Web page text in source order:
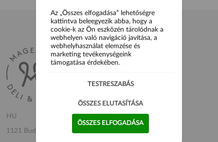
HU
1121 Budapest, Mártonhegyi út 23.
Az „Összes elfogadása” lehetőségre
kattintva beleegyezik abba, hogy a
cookie-k az Ön eszközén tárolódnak a
webhelyen való navigáció javítása, a
webhelyhasználat elemzése és
marketing tevékenységeink
támogatása érdekében.
TESTRESZABÁS
ÖSSZES ELUTASÍTÁSA
ÖSSZES ELFOGADÁSA